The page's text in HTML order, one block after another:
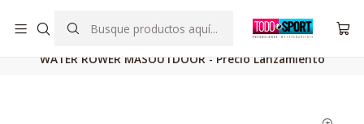
SOMOS DISTRIBUIDOR OFICIAL DE SCORINGRIGHT CHILE
WATER ROWER MASOUTDOOR - Precio Lanzamiento